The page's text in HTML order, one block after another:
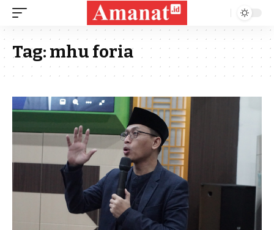
Tag:mhu foria